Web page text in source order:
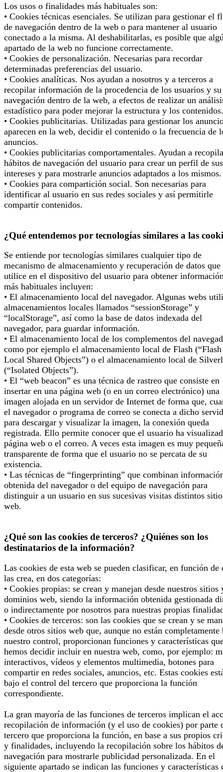
Los usos o finalidades más habituales son:
• Cookies técnicas esenciales. Se utilizan para gestionar el
de navegación dentro de la web o para mantener al usuario
conectado a la misma. Al deshabilitarlas, es posible que
apartado de la web no funcione correctamente.
• Cookies de personalización. Necesarias para recordar
determinadas preferencias del usuario.
• Cookies analíticas. Nos ayudan a nosotros y a terceros a
recopilar información de la procedencia de los usuarios y su
navegación dentro de la web, a efectos de realizar un
estadístico para poder mejorar la estructura y los contenidos.
• Cookies publicitarias. Utilizadas para gestionar los
aparecen en la web, decidir el contenido o la frecuencia de
anuncios.
• Cookies publicitarias comportamentales. Ayudan a
hábitos de navegación del usuario para crear un perfil de sus
intereses y para mostrarle anuncios adaptados a los mismos.
• Cookies para compartición social. Son necesarias para
identificar al usuario en sus redes sociales y así permitirle
compartir contenidos.
¿Qué entendemos por tecnologías similares a las
Se entiende por tecnologías similares cualquier tipo de
mecanismo de almacenamiento y recuperación de datos que
utilice en el dispositivo del usuario para obtener
más habituales incluyen:
• El almacenamiento local del navegador. Algunas webs
almacenamientos locales llamados “sessionStorage” y
“localStorage”, así como la base de datos indexada del
navegador, para guardar información.
• El almacenamiento local de los complementos del
como por ejemplo el almacenamiento local de Flash (“Flash
Local Shared Objects”) o el almacenamiento local de
(“Isolated Objects”).
• El “web beacon” es una técnica de rastreo que consiste en
insertar en una página web (o en un correo electrónico) una
imagen alojada en un servidor de Internet de forma que,
el navegador o programa de correo se conecta a dicho
para descargar y visualizar la imagen, la conexión queda
registrada. Ello permite conocer que el usuario ha
página web o el correo. A veces esta imagen es muy
transparente de forma que el usuario no se percata de su
existencia.
• Las técnicas de “fingerprinting” que combinan
obtenida del navegador o del equipo de navegación para
distinguir a un usuario en sus sucesivas visitas distintos
web.
¿Qué son las cookies de terceros? ¿Quiénes son los
destinatarios de la información?
Las cookies de esta web se pueden clasificar, en función de
las crea, en dos categorías:
• Cookies propias: se crean y manejan desde nuestros sitios
dominios web, siendo la información obtenida gestionada
o indirectamente por nosotros para nuestras propias
• Cookies de terceros: son las cookies que se crean y se
desde otros sitios web que, aunque no están completamente
nuestro control, proporcionan funciones y características
hemos decidir incluir en nuestra web, como, por ejemplo:
interactivos, vídeos y elementos multimedia, botones para
compartir en redes sociales, anuncios, etc. Estas cookies
bajo el control del tercero que proporciona la función
correspondiente.
La gran mayoría de las funciones de terceros implican el
recopilación de información (y el uso de cookies) por parte
tercero que proporciona la función, en base a sus propios
y finalidades, incluyendo la recopilación sobre los hábitos
navegación para mostrarle publicidad personalizada. En el
siguiente apartado se indican las funciones y características